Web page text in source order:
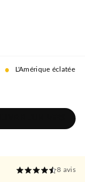
• L'Amérique éclatée
8 avis